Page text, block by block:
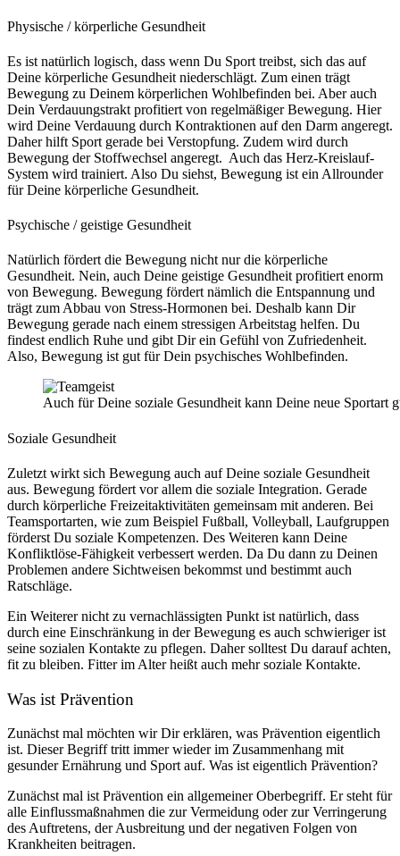
Physische / körperliche Gesundheit
Es ist natürlich logisch, dass wenn Du Sport treibst, sich das auf
Deine körperliche Gesundheit niederschlägt. Zum einen trägt
Bewegung zu Deinem körperlichen Wohlbefinden bei. Aber auch
Dein Verdauungstrakt profitiert von regelmäßiger Bewegung. Hier
wird Deine Verdauung durch Kontraktionen auf den Darm angeregt.
Daher hilft Sport gerade bei Verstopfung. Zudem wird durch
Bewegung der Stoffwechsel angeregt. Auch das Herz-Kreislauf-
System wird trainiert. Also Du siehst, Bewegung ist ein Allrounder
für Deine körperliche Gesundheit.
Psychische / geistige Gesundheit
Natürlich fördert die Bewegung nicht nur die körperliche
Gesundheit. Nein, auch Deine geistige Gesundheit profitiert enorm
von Bewegung. Bewegung fördert nämlich die Entspannung und
trägt zum Abbau von Stress-Hormonen bei. Deshalb kann Dir
Bewegung gerade nach einem stressigen Arbeitstag helfen. Du
findest endlich Ruhe und gibt Dir ein Gefühl von Zufriedenheit.
Also, Bewegung ist gut für Dein psychisches Wohlbefinden.
Auch für Deine soziale Gesundheit kann Deine neue Sportart
Soziale Gesundheit
Zuletzt wirkt sich Bewegung auch auf Deine soziale Gesundheit
aus. Bewegung fördert vor allem die soziale Integration. Gerade
durch körperliche Freizeitaktivitäten gemeinsam mit anderen. Bei
Teamsportarten, wie zum Beispiel Fußball, Volleyball, Laufgruppen
förderst Du soziale Kompetenzen. Des Weiteren kann Deine
Konfliktlöse-Fähigkeit verbessert werden. Da Du dann zu Deinen
Problemen andere Sichtweisen bekommst und bestimmt auch
Ratschläge.
Ein Weiterer nicht zu vernachlässigten Punkt ist natürlich, dass
durch eine Einschränkung in der Bewegung es auch schwieriger ist
seine sozialen Kontakte zu pflegen. Daher solltest Du darauf achten,
fit zu bleiben. Fitter im Alter heißt auch mehr soziale Kontakte.
Was ist Prävention
Zunächst mal möchten wir Dir erklären, was Prävention eigentlich
ist. Dieser Begriff tritt immer wieder im Zusammenhang mit
gesunder Ernährung und Sport auf. Was ist eigentlich Prävention?
Zunächst mal ist Prävention ein allgemeiner Oberbegriff. Er steht für
alle Einflussmaßnahmen die zur Vermeidung oder zur Verringerung
des Auftretens, der Ausbreitung und der negativen Folgen von
Krankheiten beitragen.